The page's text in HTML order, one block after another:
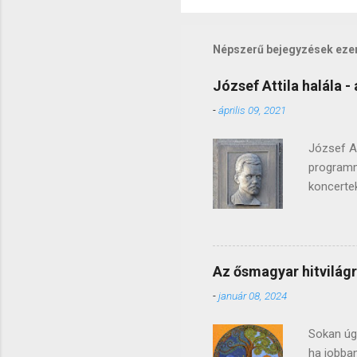
Népszerű bejegyzések
József Attila halála -
-április 09, 2021
József
magyar
tudná.
Az ősmagyar
-január 08, 2024
Sokan
ha